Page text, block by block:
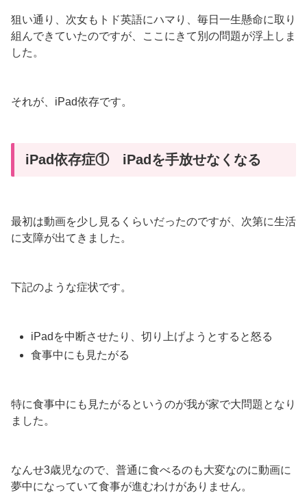
狙い通り、次女もトド英語にハマり、毎日一生懸命に取り
組んできていたのですが、ここにきて別の問題が浮上しま
した。
それが、iPad依存です。
iPad依存症① iPadを手放せなくなる
最初は動画を少し見るくらいだったのですが、次第に生活
に支障が出てきました。
下記のような症状です。
iPadを中断させたり、切り上げようとすると怒る
食事中にも見たがる
特に食事中にも見たがるというのが我が家で大問題となり
ました。
なんせ3歳児なので、普通に食べるのも大変なのに動画に
夢中になっていて食事が進むわけがありません。